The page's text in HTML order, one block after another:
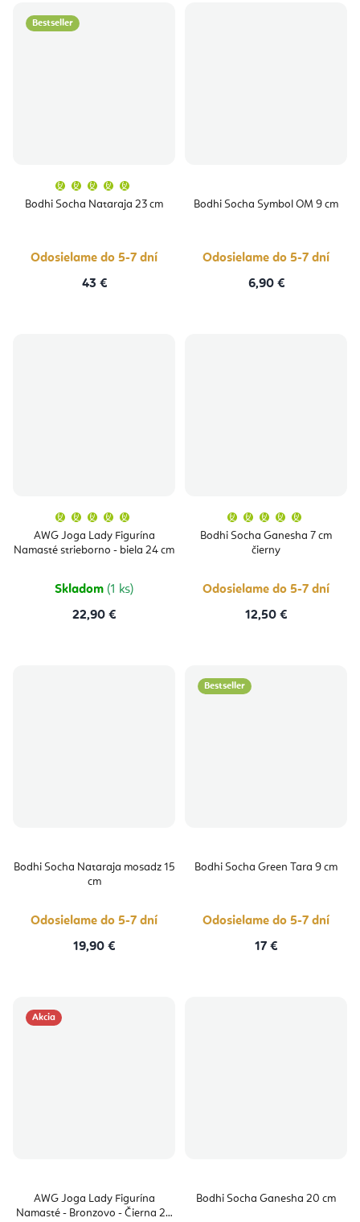
Bestseller
Bodhi Socha Nataraja 23 cm
produktu
je
hviezdičiek.
Odosielame do 5-7 dní
43 €
Bodhi Socha Symbol OM 9 cm
Odosielame do 5-7 dní
6,90 €
AWG Joga Lady Figurína
Namasté strieborno - biela 24 cm
produktu
je
5,0
Skladom (1 ks)
22,90 €
Bodhi Socha Ganesha 7 cm
čierny
produktu
je
Odosielame do 5-7 dní
12,50 €
Bodhi Socha Nataraja mosadz 15
cm
Odosielame do 5-7 dní
19,90 €
Bestseller
Bodhi Socha Green Tara 9 cm
Odosielame do 5-7 dní
17 €
Akcia
AWG Joga Lady Figurína
Namasté - Bronzovo - Čierna 24
Bodhi Socha Ganesha 20 cm